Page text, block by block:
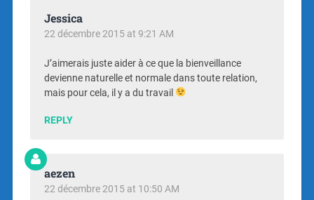
Jessica
22 décembre 2015 at 9:21 AM
J’aimerais juste aider à ce que la bienveillance
devienne naturelle et normale dans toute relation,
mais pour cela, il y a du travail
REPLY
aezen
22 décembre 2015 at 10:50 AM